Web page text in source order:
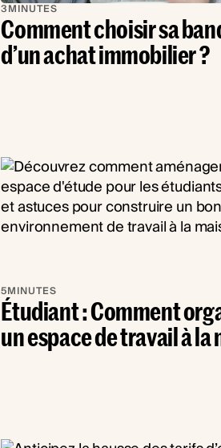
3MINUTES
Comment choisir sa
d’un achat immobilier ?
5MINUTES
Étudiant : Comment
un espace de travail à la